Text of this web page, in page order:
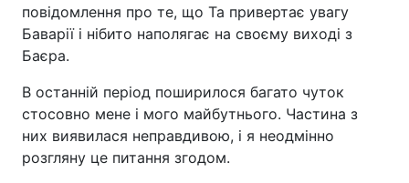
повідомлення про те, що Та привертає увагу
Баварії і нібито наполягає на своєму виході з
Баєра.
В останній період поширилося багато чуток
стосовно мене і мого майбутнього. Частина з
них виявилася неправдивою, і я неодмінно
розгляну це питання згодом.